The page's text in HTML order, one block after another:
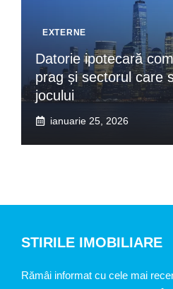
EXTERNE
Datorie ipotecară
prag și sectorul care
jocului
ianuarie 25, 2026
STIRILE IMOBILIARE
Rămâi informat cu cele mai